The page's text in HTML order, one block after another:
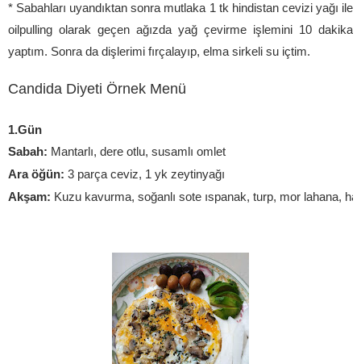
* Sabahları uyandıktan sonra mutlaka 1 tk hindistan cevizi yağı ile
oilpulling olarak geçen ağızda yağ çevirme işlemini 10 dakika
yaptım. Sonra da dişlerimi fırçalayıp, elma sirkeli su içtim.
Candida Diyeti Örnek Menü
1.Gün
Sabah: Mantarlı, dere otlu, susamlı omlet
Ara öğün: 3 parça ceviz, 1 yk zeytinyağı
Akşam: Kuzu kavurma, soğanlı sote ıspanak, turp, mor lahana,